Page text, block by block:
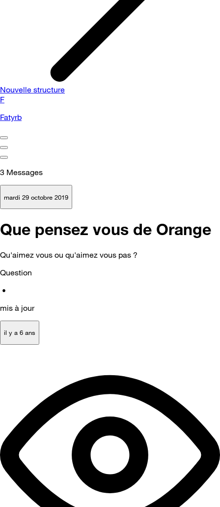
Nouvelle structure
F
Fatyrb
3 Messages
mardi 29 octobre 2019
Que pensez vous de Orange
Qu'aimez vous ou qu'aimez vous pas ?
Question
•
mis à jour
il y a 6 ans